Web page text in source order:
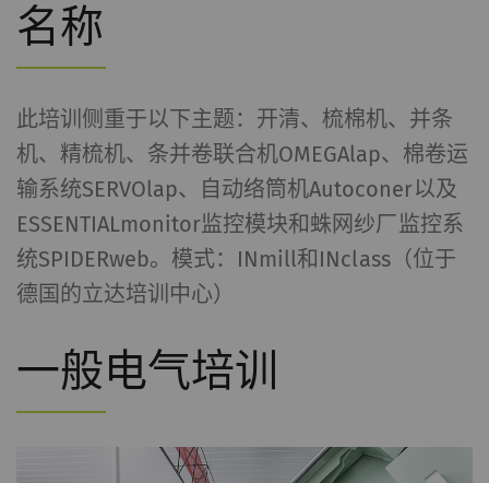
名称
此培训侧重于以下主题：开清、梳棉机、并条
机、精梳机、条并卷联合机OMEGAlap、棉卷运
输系统SERVOlap、自动络筒机Autoconer以及
ESSENTIALmonitor监控模块和蛛网纱厂监控系
统SPIDERweb。模式：INmill和INclass（位于
德国的立达培训中心）
一般电气培训